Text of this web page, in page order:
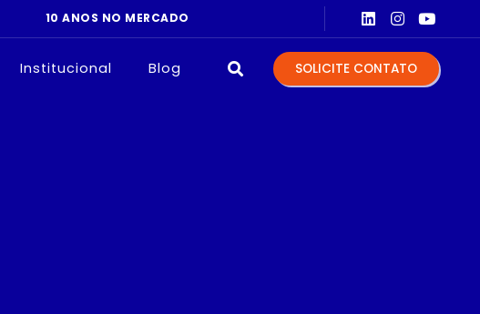
Institucional Blog SOLICITE CONTATO